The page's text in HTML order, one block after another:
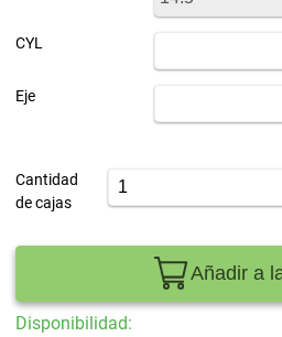
CYL
Eje
Cantidad
de cajas
Añadir a
Disponibilidad: